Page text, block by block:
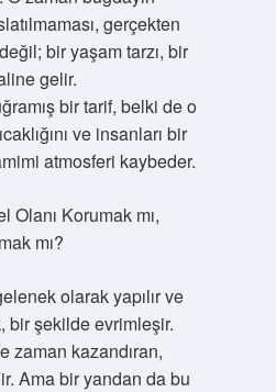
gerçekten
bir yaşam tarzı, bir
gelir.
bir tarif, belki de o
ve insanları bir
atmosferi kaybeder.
Olanı Korumak mı,
mı?
olarak yapılır ve
bir şekilde evrimleşir.
zaman kazandıran,
Ama bir yandan da bu